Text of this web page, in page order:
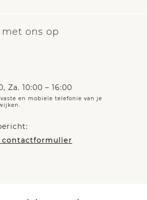
ons op
Za. 10:00 – 16:00
en mobiele telefonie van je
contactformulier